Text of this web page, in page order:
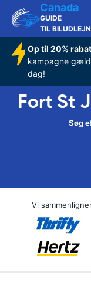
Canada
GUIDE
TIL
Op til 20%
kampagne
dag!
Fort St
Søg
Vi